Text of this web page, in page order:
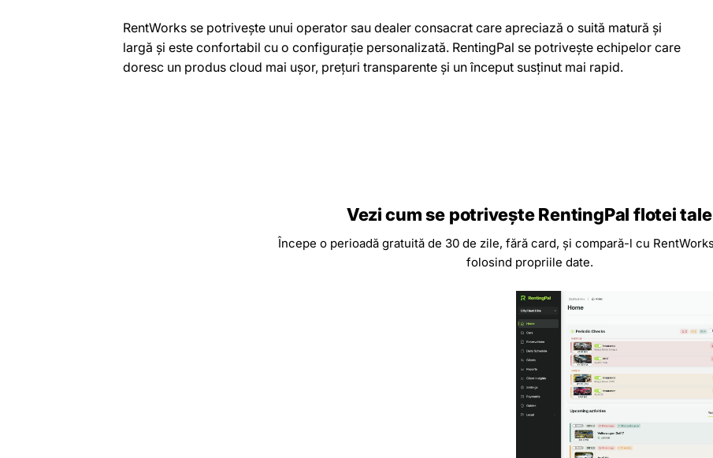
RentWorks se potrivește unui operator sau dealer consacrat care apreciază o suită matură și
largă și este confortabil cu o configurație personalizată. RentingPal se potrivește echipelor care
doresc un produs cloud mai ușor, prețuri transparente și un început susținut mai rapid.
Vezi cum se potrivește RentingPal flotei tale
Începe o perioadă gratuită de 30 de zile, fără card, și compară-l cu
folosind propriile date.